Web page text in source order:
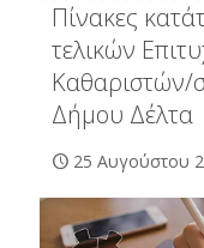
Πίνακες
τελικών
Καθαριστών/
Δήμου Δέλτα
25 Αυγούστου